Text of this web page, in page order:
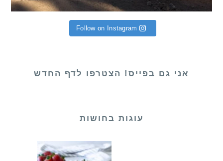
Follow on Instagram
אני גם בפייס! הצטרפו לדף החדש
עוגות בחושות